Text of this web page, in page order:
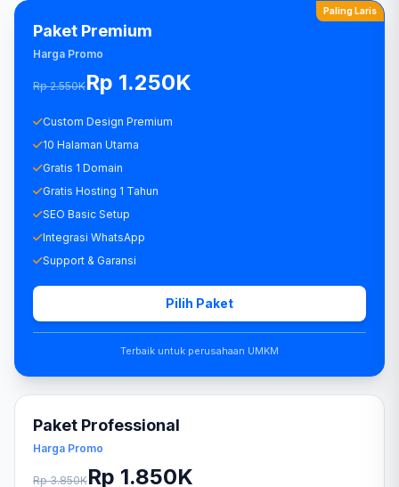
Paling Laris
Paket Premium
Harga Promo
Rp 2.550KRp 1.250K
Custom Design Premium
10 Halaman Utama
Gratis 1 Domain
Gratis Hosting 1 Tahun
SEO Basic Setup
Integrasi WhatsApp
Support & Garansi
Pilih Paket
Terbaik untuk perusahaan UMKM
Paket Professional
Harga Promo
Rp 3.850KRp 1.850K